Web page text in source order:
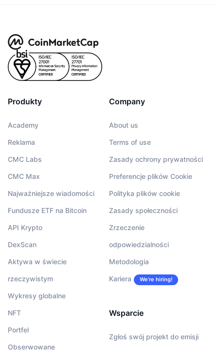
Produkty
Academy
Reklama
CMC Labs
CMC Max
Najważniejsze wiadomości
Fundusze ETF na Bitcoin
API Krypto
DexScan
Aktywa w świecie
rzeczywistym
Wykresy globalne
NFT
Portfel
Obserwowane
Company
About us
Terms of use
Zasady ochrony prywatności
Preferencje plików Cookie
Polityka plików cookie
Zasady społeczności
Zrzeczenie
odpowiedzialności
Metodologia
Kariera We’re hiring!
Wsparcie
Zgłoś swój projekt do emisji